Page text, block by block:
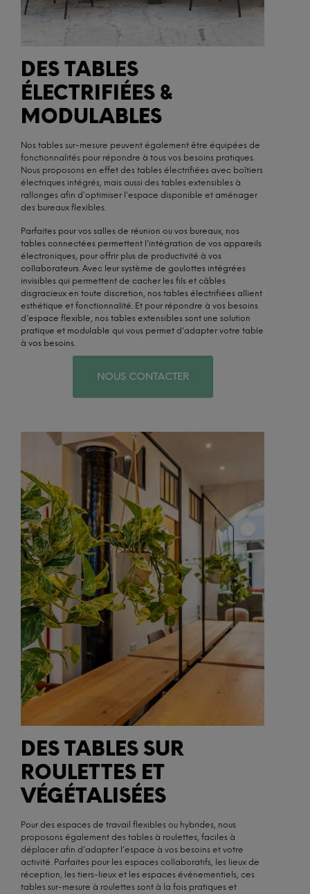
DES TABLES
ÉLECTRIFIÉES &
MODULABLES
Nos tables sur-mesure peuvent également être équipées de
fonctionnalités pour répondre à tous vos besoins pratiques.
Nous proposons en effet des tables électrifiées avec boîtiers
électriques intégrés, mais aussi des tables extensibles à
rallonges afin d'optimiser l'espace disponible et aménager
des bureaux flexibles.
Parfaites pour vos salles de réunion ou vos bureaux, nos
tables connectées permettent l'intégration de vos appareils
électroniques, pour offrir plus de productivité à vos
collaborateurs. Avec leur système de goulottes intégrées
invisibles qui permettent de cacher les fils et câbles
disgracieux en toute discretion, nos tables électrifiées allient
esthétique et fonctionnalité. Et pour répondre à vos besoins
d’espace flexible, nos tables extensibles sont une solution
pratique et modulable qui vous permet d’adapter votre table
à vos besoins.
NOUS CONTACTER
DES TABLES SUR
ROULETTES ET
VÉGÉTALISÉES
Pour des espaces de travail flexibles ou hybrides, nous
proposons également des tables à roulettes, faciles à
déplacer afin d’adapter l’espace à vos besoins et votre
activité. Parfaites pour les espaces collaboratifs, les lieux de
réception, les tiers-lieux et les espaces événementiels, ces
tables sur-mesure à roulettes sont à la fois pratiques et